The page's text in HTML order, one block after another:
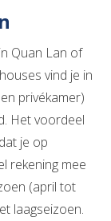
Quan Lan of
vind je in
privékamer)
Het voordeel
je op
rekening mee
(april tot
laagseizoen.